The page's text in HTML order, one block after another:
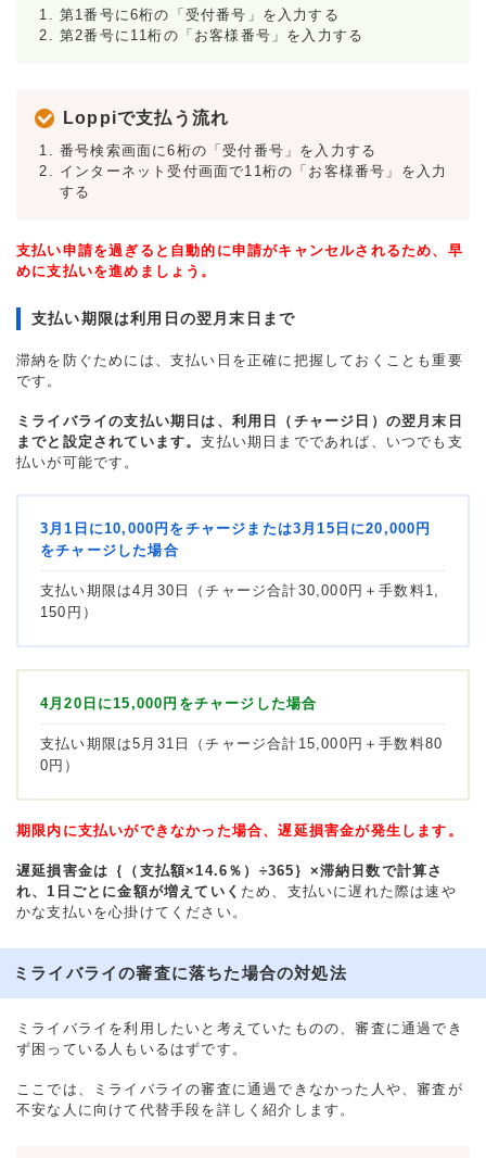
第1番号に6桁の「受付番号」を入力する
第2番号に11桁の「お客様番号」を入力する
Loppiで支払う流れ
番号検索画面に6桁の「受付番号」を入力する
インターネット受付画面で11桁の「お客様番号」を入力
する
支払い申請を過ぎると自動的に申請がキャンセルされるため、早
めに支払いを進めましょう。
支払い期限は利用日の翌月末日まで
滞納を防ぐためには、支払い日を正確に把握しておくことも重要
です。
ミライバライの支払い期日は、利用日（チャージ日）の翌月末日
までと設定されています。支払い期日までであれば、いつでも支
払いが可能です。
3月1日に10,000円をチャージまたは3月15日に20,000円
をチャージした場合
支払い期限は4月30日（チャージ合計30,000円＋手数料1,
150円）
4月20日に15,000円をチャージした場合
支払い期限は5月31日（チャージ合計15,000円＋手数料80
0円）
期限内に支払いができなかった場合、遅延損害金が発生します。
遅延損害金は｛（支払額×14.6％）÷365｝×滞納日数で計算さ
れ、1日ごとに金額が増えていく ため、支払いに遅れた際は速や
かな支払いを心掛けてください。
ミライバライの審査に落ちた場合の対処法
ミライバライを利用したいと考えていたものの、審査に通過でき
ず困っている人もいるはずです。
ここでは、ミライバライの審査に通過できなかった人や、審査が
不安な人に向けて代替手段を詳しく紹介します。